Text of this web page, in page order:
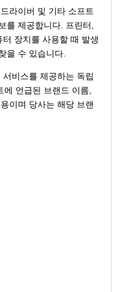
라이버 및 기타 소프트
를 제공합니다. 프린터,
장치를 사용할 때 발생
을 수 있습니다.
비스를 제공하는 독립
언급된 브랜드 이름,
이며 당사는 해당 브랜